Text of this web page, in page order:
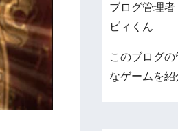
ブログ管理者
ビィくん
このブログ
なゲームを